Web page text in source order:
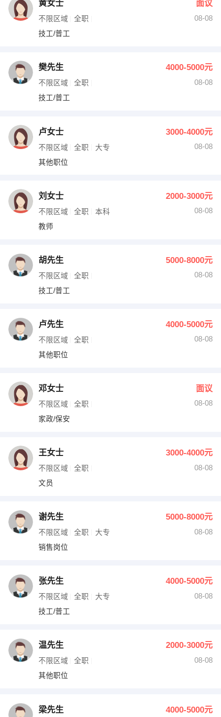
黄女士 面议
不限区域 全职
08-08
技工/普工
樊先生 4000-5000元
不限区域 全职
08-08
技工/普工
卢女士 3000-4000元
不限区域 全职 大专
08-08
其他职位
刘女士 2000-3000元
不限区域 全职 本科
08-08
教师
胡先生 5000-8000元
不限区域 全职
08-08
技工/普工
卢先生 4000-5000元
不限区域 全职
08-08
其他职位
邓女士 面议
不限区域 全职
08-08
家政/保安
王女士 3000-4000元
不限区域 全职
08-08
文员
谢先生 5000-8000元
不限区域 全职 大专
08-08
销售岗位
张先生 4000-5000元
不限区域 全职 大专
08-08
技工/普工
温先生 2000-3000元
不限区域 全职
08-08
其他职位
梁先生 4000-5000元